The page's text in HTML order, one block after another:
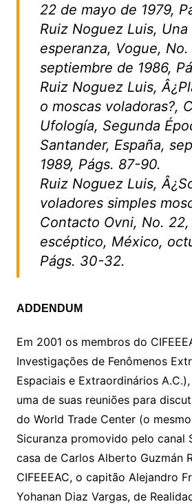
22 de mayo de 1979,
Ruiz Noguez Luis,
esperanza, Vogue,
septiembre de 1986,
Ruiz Noguez Luis,
o moscas voladoras?,
Ufología, Segunda
Santander, España,
1989, Págs. 87-90.
Ruiz Noguez Luis,
voladores simples
Contacto Ovni, No.
escéptico, México,
Págs. 30-32.
ADDENDUM
Em 2001 os membros do
Investigações de Fenômenos
Espaciais e Extraordinários
uma de suas reuniões para
do World Trade Center (o
Sicuranza promovido pelo canal
casa de Carlos Alberto Guzmán
CIFEEEAC, o capitão Alejandro
Yohanan Diaz Vargas, de